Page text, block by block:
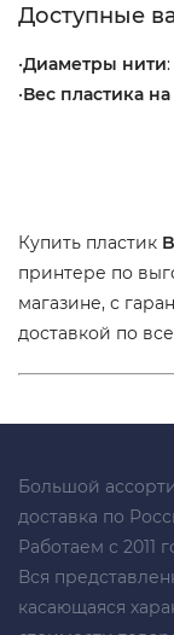
Доступные
•Диаметры нити
•Вес пластика
Купить пластик
принтере по
магазине, с
доставкой по
Большой
доставка по
Работаем с 2011
Вся
касающаяся